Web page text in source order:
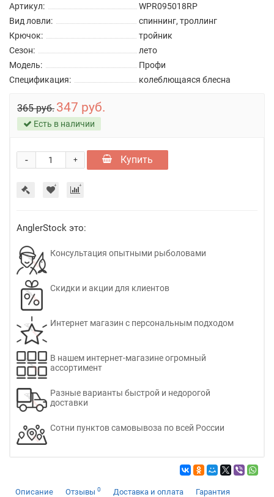
Артикул:
WPR095018RP
Вид ловли:
спиннинг, троллинг
Крючок:
тройник
Сезон:
лето
Модель:
Профи
Спецификация:
колеблющаяся блесна
365 руб. 347 руб.
Есть в наличии
+
- Купить
AnglerStock это:
Консультация опытными рыболовами
Скидки и акции для клиентов
Интернет магазин с персональным подходом
В нашем интернет-магазине огромный
ассортимент
Разные варианты быстрой и недорогой
доставки
Сотни пунктов самовывоза по всей России
Описание Отзывы 0 Доставка и оплата Гарантия